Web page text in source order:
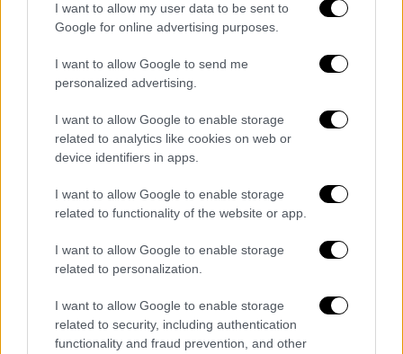
I want to allow my user data to be sent to
Google for online advertising purposes.
I want to allow Google to send me
personalized advertising.
I want to allow Google to enable storage
related to analytics like cookies on web or
device identifiers in apps.
I want to allow Google to enable storage
related to functionality of the website or app.
I want to allow Google to enable storage
related to personalization.
I want to allow Google to enable storage
related to security, including authentication
functionality and fraud prevention, and other
Αφεντικό για την πρωτιά η Τσέλσι, «φωτιά»
στον 7ο όμιλο - Όλα τα γκολ
Αθλητισμός|29.09.2021 10:13
Champions League: Στο Τορίνο τα